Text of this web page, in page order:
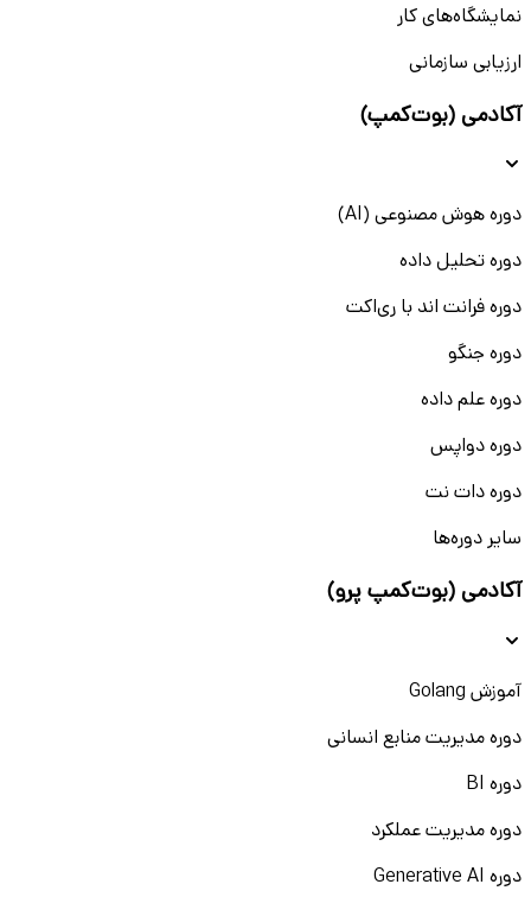
نمایشگاه‌های کار
ارزیابی سازمانی
آکادمی (بوت‌کمپ)
دوره هوش مصنوعی (AI)
دوره تحلیل داده
دوره فرانت اند با ری‌اکت
دوره جنگو
دوره علم داده
دوره دواپس
دوره دات نت
سایر دوره‌ها
آکادمی (بوت‌کمپ پرو)
آموزش Golang
دوره مدیریت منابع انسانی
دوره BI
دوره مدیریت عملکرد
دوره Generative AI